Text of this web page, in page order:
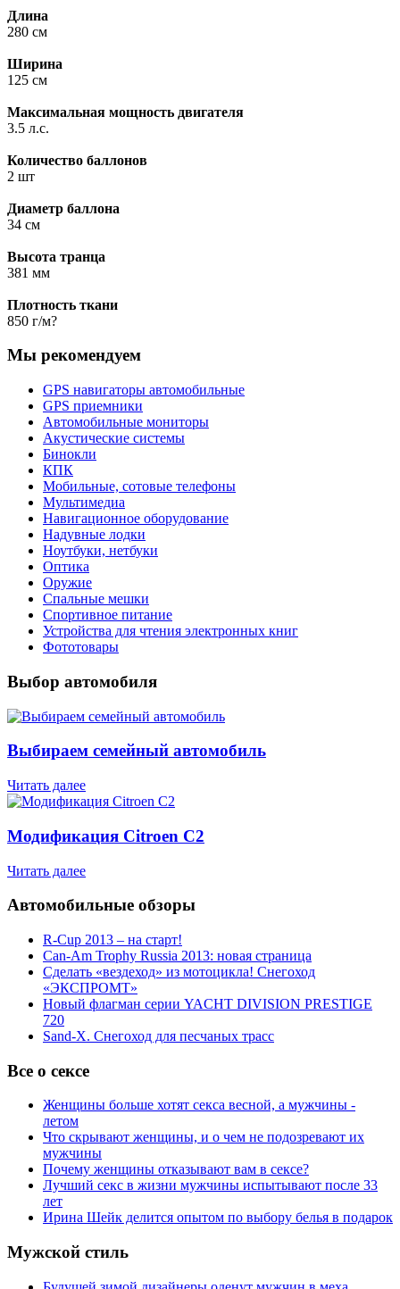
Длина
280 см
Ширина
125 см
Максимальная мощность двигателя
3.5 л.с.
Количество баллонов
2 шт
Диаметр баллона
34 см
Высота транца
381 мм
Плотность ткани
850 г/м?
Мы рекомендуем
GPS навигаторы автомобильные
GPS приемники
Автомобильные мониторы
Акустические системы
Бинокли
КПК
Мобильные, сотовые телефоны
Мультимедиа
Навигационное оборудование
Надувные лодки
Ноутбуки, нетбуки
Оптика
Оружие
Спальные мешки
Спортивное питание
Устройства для чтения электронных книг
Фототовары
Выбор автомобиля
Выбираем семейный автомобиль
Читать далее
Модификация Citroen С2
Читать далее
Автомобильные обзоры
R-Cup 2013 – на старт!
Can-Am Trophy Russia 2013: новая страница
Сделать «вездеход» из мотоцикла! Снегоход
«ЭКСПРОМТ»
Новый флагман серии YACHT DIVISION PRESTIGE
720
Sand-X. Снегоход для песчаных трасс
Все о сексе
Женщины больше хотят секса весной, а мужчины -
летом
Что скрывают женщины, и о чем не подозревают их
мужчины
Почему женщины отказывают вам в сексе?
Лучший секс в жизни мужчины испытывают после 33
лет
Ирина Шейк делится опытом по выбору белья в подарок
Мужской стиль